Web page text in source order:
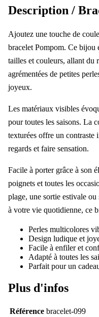
Description /
Ajoutez une touche de
bracelet Pompom. Ce bijou
tailles et couleurs, allant du
agrémentées de petites
joyeux.
Les matériaux visibles
pour toutes les saisons. La
texturées offre un contraste
regards et faire sensation.
Facile à porter grâce à son
poignets et toutes les
plage, une sortie estivale
à votre vie quotidienne, ce
Perles multicolores
Design ludique et
Facile à enfiler et
Adapté à toutes les
Parfait pour un
Plus d'infos
Référence bracelet-099